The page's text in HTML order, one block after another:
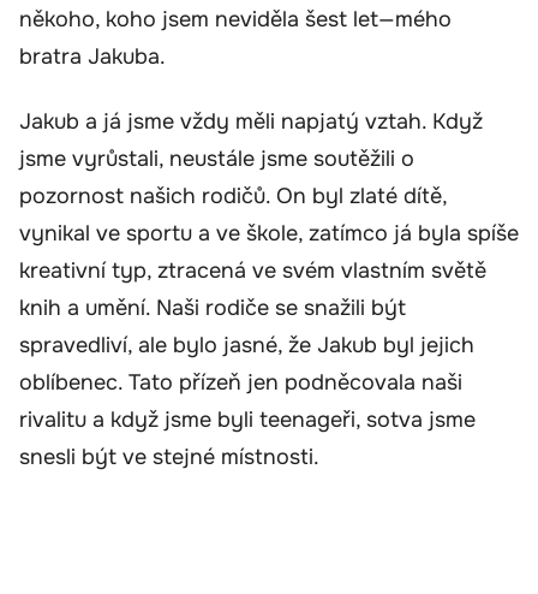
někoho, koho jsem neviděla šest let—mého
bratra Jakuba.
Jakub a já jsme vždy měli napjatý vztah. Když
jsme vyrůstali, neustále jsme soutěžili o
pozornost našich rodičů. On byl zlaté dítě,
vynikal ve sportu a ve škole, zatímco já byla spíše
kreativní typ, ztracená ve svém vlastním světě
knih a umění. Naši rodiče se snažili být
spravedliví, ale bylo jasné, že Jakub byl jejich
oblíbenec. Tato přízeň jen podněcovala naši
rivalitu a když jsme byli teenageři, sotva jsme
snesli být ve stejné místnosti.